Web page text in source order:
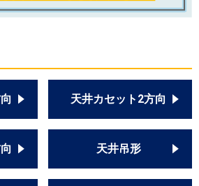
天井カセット2方向
天井吊形